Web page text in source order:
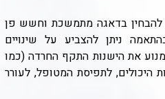
להבחין בדאגה מתמשכת וחשש פן
ניתן להצביע על שינויים
את הישנות התקף החרדה (כמו
היכולים, לתפיסת המטופל, לעורר